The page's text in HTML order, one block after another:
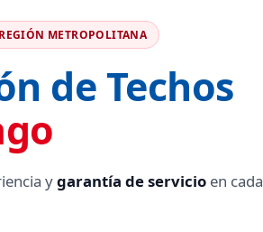
METROPOLITANA
de Techos
ygarantía de servicio en cada